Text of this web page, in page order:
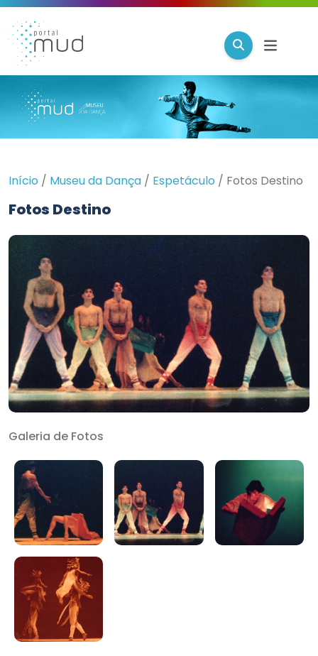
Início / Museu da Dança / Espetáculo / Fotos Destino
Fotos Destino
Galeria de Fotos